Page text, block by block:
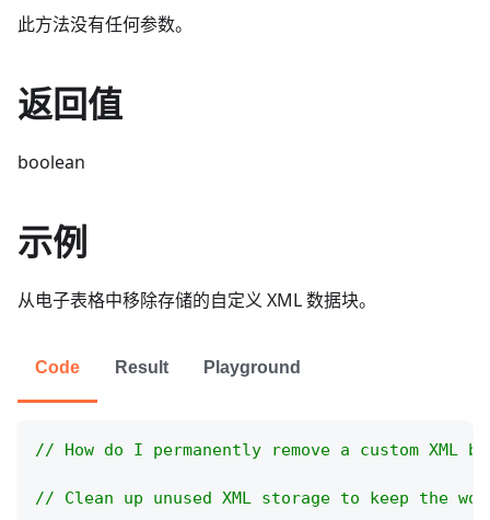
此方法没有任何参数。
返回值
boolean
示例
从电子表格中移除存储的自定义 XML 数据块。
Code Result Playground
// How do I permanently remove a custom XML
// Clean up unused XML storage to keep the